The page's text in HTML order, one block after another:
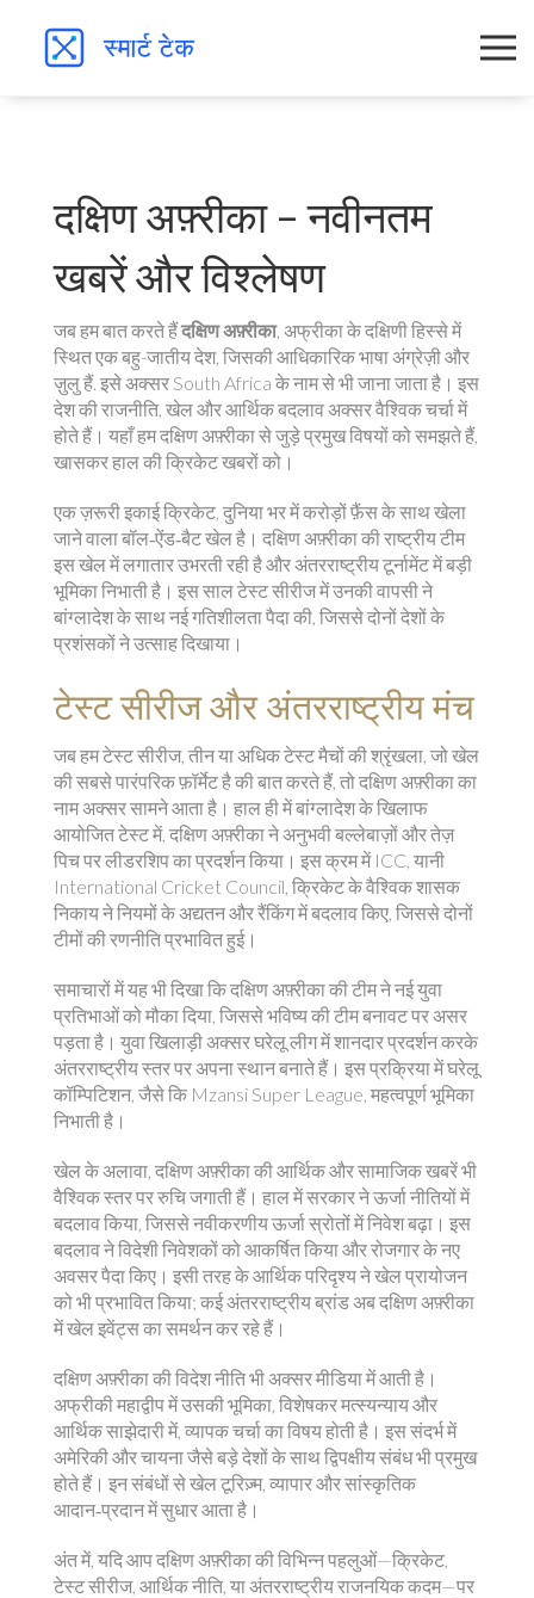
दक्षिण अफ़्रीका – नवीनतम
खबरें और विश्लेषण
जब हम बात करते हैंदक्षिण अफ़्रीका, अफ्रीका के दक्षिणी हिस्से में
स्थित एक बहु-जातीय देश, जिसकी आधिकारिक भाषा अंग्रेज़ी और
ज़ुलु हैं. इसे अक्सर South Africa के नाम से भी जाना जाता है। इस
देश की राजनीति, खेल और आर्थिक बदलाव अक्सर वैश्विक चर्चा में
होते हैं। यहाँ हम दक्षिण अफ़्रीका से जुड़े प्रमुख विषयों को समझते हैं,
खासकर हाल की क्रिकेट खबरों को।
एक ज़रूरी इकाईक्रिकेट, दुनिया भर में करोड़ों फ़ैंस के साथ खेला
जाने वाला बॉल‑ऐंड‑बैट खेलहै। दक्षिण अफ़्रीका की राष्ट्रीय टीम
इस खेल में लगातार उभरती रही है और अंतरराष्ट्रीय टूर्नामेंट में बड़ी
भूमिका निभाती है। इस साल टेस्ट सीरीज में उनकी वापसी ने
बांग्लादेश के साथ नई गतिशीलता पैदा की, जिससे दोनों देशों के
प्रशंसकों ने उत्साह दिखाया।
टेस्ट सीरीज और अंतरराष्ट्रीय मंच
जब हमटेस्ट सीरीज, तीन या अधिक टेस्ट मैचों की श्रृंखला, जो खेल
की सबसे पारंपरिक फ़ॉर्मेट हैकी बात करते हैं, तो दक्षिण अफ़्रीका का
नाम अक्सर सामने आता है। हाल ही में बांग्लादेश के खिलाफ
आयोजित टेस्ट में, दक्षिण अफ़्रीका ने अनुभवी बल्लेबाज़ों और तेज़
पिच पर लीडरशिप का प्रदर्शन किया। इस क्रम में ICC, यानी
International Cricket Council, क्रिकेट के वैश्विक शासक
निकायने नियमों के अद्यतन और रैंकिंग में बदलाव किए, जिससे दोनों
टीमों की रणनीति प्रभावित हुई।
समाचारों में यह भी दिखा कि दक्षिण अफ़्रीका की टीम ने नई युवा
प्रतिभाओं को मौका दिया, जिससे भविष्य की टीम बनावट पर असर
पड़ता है। युवा खिलाड़ी अक्सर घरेलू लीग में शानदार प्रदर्शन करके
अंतरराष्ट्रीय स्तर पर अपना स्थान बनाते हैं। इस प्रक्रिया में घरेलू
कॉम्पिटिशन, जैसे कि Mzansi Super League, महत्वपूर्ण भूमिका
निभाती है।
खेल के अलावा, दक्षिण अफ़्रीका की आर्थिक और सामाजिक खबरें भी
वैश्विक स्तर पर रुचि जगाती हैं। हाल में सरकार ने ऊर्जा नीतियों में
बदलाव किया, जिससे नवीकरणीय ऊर्जा स्रोतों में निवेश बढ़ा। इस
बदलाव ने विदेशी निवेशकों को आकर्षित किया और रोजगार के नए
अवसर पैदा किए। इसी तरह के आर्थिक परिदृश्य ने खेल प्रायोजन
को भी प्रभावित किया; कई अंतरराष्ट्रीय ब्रांड अब दक्षिण अफ़्रीका
में खेल इवेंट्स का समर्थन कर रहे हैं।
दक्षिण अफ़्रीका की विदेश नीति भी अक्सर मीडिया में आती है।
अफ्रीकी महाद्वीप में उसकी भूमिका, विशेषकर मत्स्यन्याय और
आर्थिक साझेदारी में, व्यापक चर्चा का विषय होती है। इस संदर्भ में
अमेरिकी और चायना जैसे बड़े देशों के साथ द्विपक्षीय संबंध भी प्रमुख
होते हैं। इन संबंधों से खेल टूरिज़्म, व्यापार और सांस्कृतिक
आदान‑प्रदान में सुधार आता है।
अंत में, यदि आप दक्षिण अफ़्रीका की विभिन्न पहलुओं—क्रिकेट,
टेस्ट सीरीज, आर्थिक नीति, या अंतरराष्ट्रीय राजनयिक कदम—पर